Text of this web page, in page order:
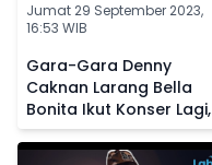
Jumat 29 September 2023,
16:53 WIB
Gara-Gara Denny
Caknan Larang Bella
Bonita Ikut Konser Lagi,
Kini Sang Istri Posting
Status Galau